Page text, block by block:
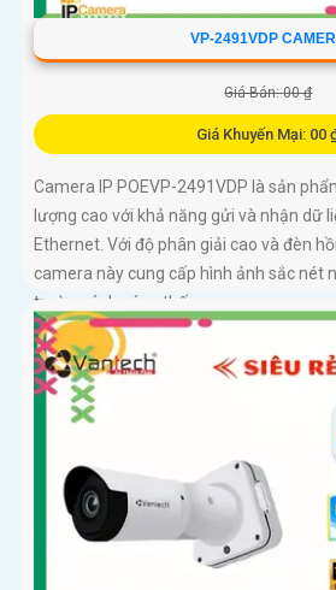
VP-2491VDP
Giá Bán: 00 ₫
Giá Khuyến Mại: 00
Camera IP POEVP-2491VDP là sản
lượng cao với khả năng gửi và nhận dữ
Ethernet. Với độ phân giải cao và đèn
camera này cung cấp hình ảnh sắc nét
trường ánh sáng thấp